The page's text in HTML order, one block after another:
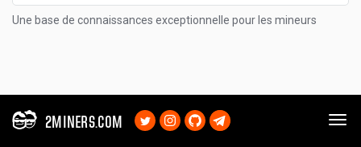
Une base de connaissances exceptionnelle pour les mineurs
2MINERS.COM